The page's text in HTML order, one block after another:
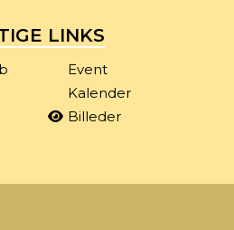
LINKS
Event
Kalender
Billeder